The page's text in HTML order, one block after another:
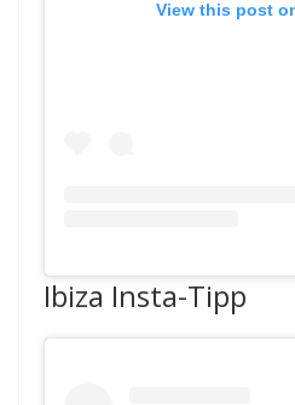
View this post
Ibiza Insta-Tipp